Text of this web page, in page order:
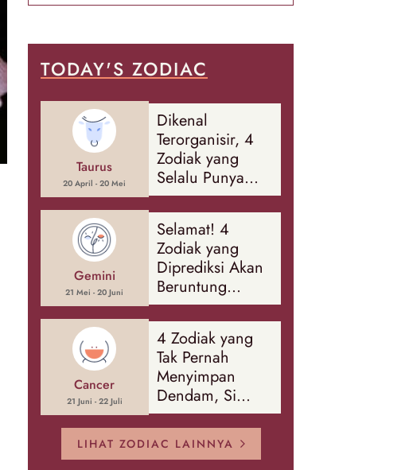
TODAY'S ZODIAC
Taurus
20 April - 20 Mei
Dikenal
Terorganisir, 4
Zodiak yang
Selalu Punya
Rencana
Cadangan Soal
Banyak Hal
Gemini
21 Mei - 20 Juni
Selamat! 4
Zodiak yang
Diprediksi Akan
Beruntung
Sepanjang
Agustus 2026
Cancer
21 Juni - 22 Juli
4 Zodiak yang
Tak Pernah
Menyimpan
Dendam, Si
Paling Mudah
Memaafkan!
LIHAT ZODIAC LAINNYA